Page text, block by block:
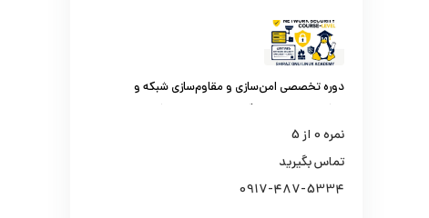
دوره تخصصی امن‌سازی و مقاوم‌سازی شبکه و
مراکز داده سازمانی (کارشناس امنیت شبکه
سطح یک)
نمره0 از 5
تماس بگیرید
0917-487-5334